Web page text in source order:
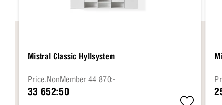
Mistral Classic Hyllsystem
Price.NonMember 44 870:-
33 652:50